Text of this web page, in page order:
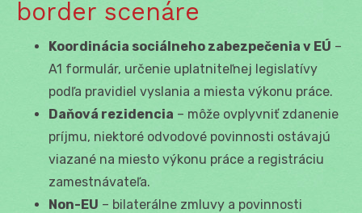
border scenáre
Koordinácia sociálneho zabezpečenia v EÚ –
A1 formulár, určenie uplatniteľnej legislatívy
podľa pravidiel vyslania a miesta výkonu práce.
Daňová rezidencia – môže ovplyvniť zdanenie
príjmu, niektoré odvodové povinnosti ostávajú
viazané na miesto výkonu práce a registráciu
zamestnávateľa.
Non-EU – bilaterálne zmluvy a povinnosti